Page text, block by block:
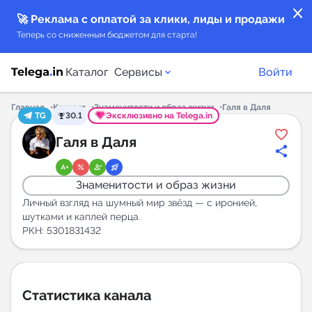
close
🚀 Реклама с оплатой за клики, лиды и продажи
Теперь со сниженным бюджетом для старта!
Каталог Сервисы
Каталог каналов
Каталог ботов
Горящие предложения
Индекс читаемости каналов в Telegram
Войти
Главная Каталог Знаменитости и образ жизни
Галя в Даля
TG
30.1 Эксклюзивно на Telega.in
Галя в Даля
Знаменитости и образ жизни
Личный взгляд на шумный мир звёзд — с иронией,
шутками и каплей перца.
РКН: 5301831432
Статистика канала